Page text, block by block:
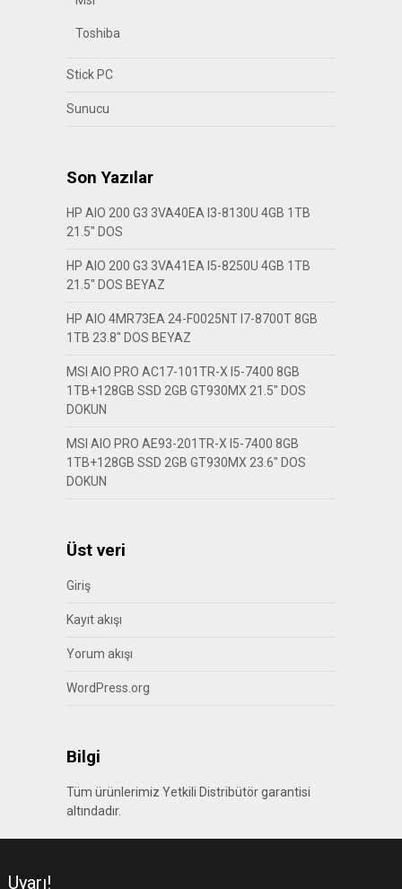
Toshiba
Stick PC
Sunucu
Son Yazılar
HP AIO 200 G3 3VA40EA I3-8130U 4GB 1TB
21.5″ DOS
HP AIO 200 G3 3VA41EA I5-8250U 4GB 1TB
21.5″ DOS BEYAZ
HP AIO 4MR73EA 24-F0025NT I7-8700T 8GB
1TB 23.8″ DOS BEYAZ
MSI AIO PRO AC17-101TR-X I5-7400 8GB
1TB+128GB SSD 2GB GT930MX 21.5″ DOS
DOKUN
MSI AIO PRO AE93-201TR-X I5-7400 8GB
1TB+128GB SSD 2GB GT930MX 23.6″ DOS
DOKUN
Üst veri
Giriş
Kayıt akışı
Yorum akışı
WordPress.org
Bilgi
Tüm ürünlerimiz Yetkili Distribütör garantisi
altındadır.
Uyarı!